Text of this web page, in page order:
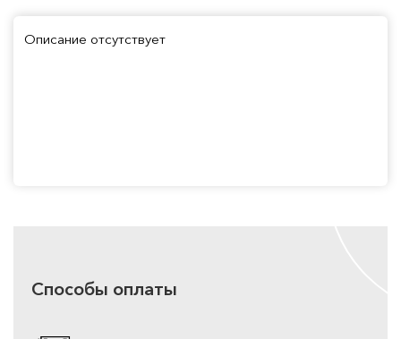
Описание отсутствует
Способы оплаты